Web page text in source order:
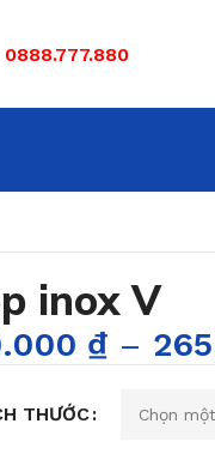
0888.777.880
inox V
₫ –
THƯỚC